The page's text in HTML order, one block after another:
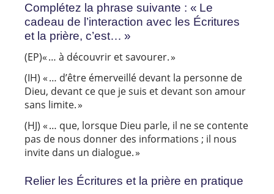
Complétez la phrase suivante : « Le
cadeau de l’interaction avec les Écritures
et la prière, c’est… »
(EP)« … à découvrir et savourer. »
(IH) « … d’être émerveillé devant la personne de
Dieu, devant ce que je suis et devant son amour
sans limite. »
(HJ) « … que, lorsque Dieu parle, il ne se contente
pas de nous donner des informations ; il nous
invite dans un dialogue. »
Relier les Écritures et la prière en pratique